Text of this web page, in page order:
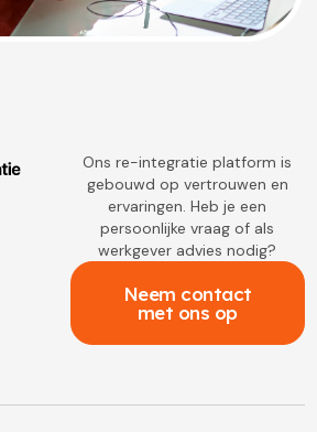
Ons re-integratie platform is
gebouwd op vertrouwen en
ervaringen. Heb je een
persoonlijke vraag of als
werkgever advies nodig?
Neem contact
met ons op